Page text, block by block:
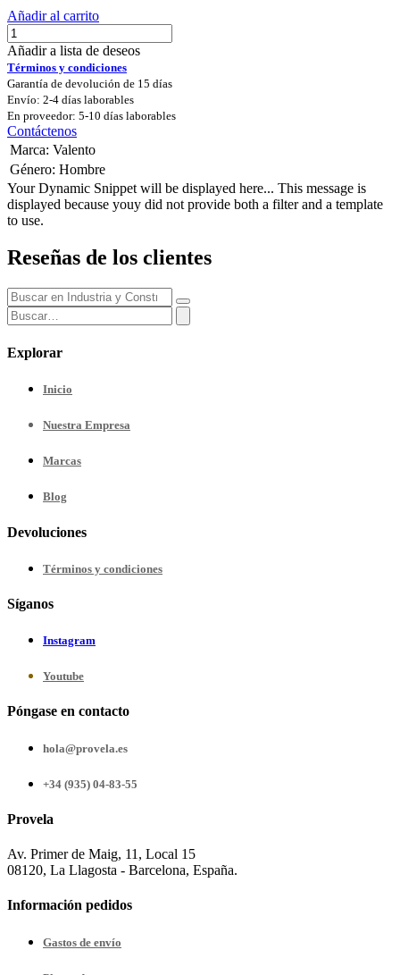
Añadir al carrito
Añadir a lista de deseos
Términos y condiciones
Garantía de devolución de 15 días
Envío: 2-4 días laborables
En proveedor: 5-10 días laborables
Contáctenos
Marca: Valento
Género: Hombre
Your Dynamic Snippet will be displayed here... This message is
displayed because youy did not provide both a filter and a template
to use.
Reseñas de los clientes
Explorar
Inicio
Nuestra Empresa
Marcas
Blog
Devoluciones
Términos y condiciones
Síganos
Instagram
Youtube
Póngase en contacto
hola@provela.es
+34 (935) 04-83-55
Provela
Av. Primer de Maig, 11, Local 15
08120, La Llagosta - Barcelona, España.
Información pedidos
Gastos de envío